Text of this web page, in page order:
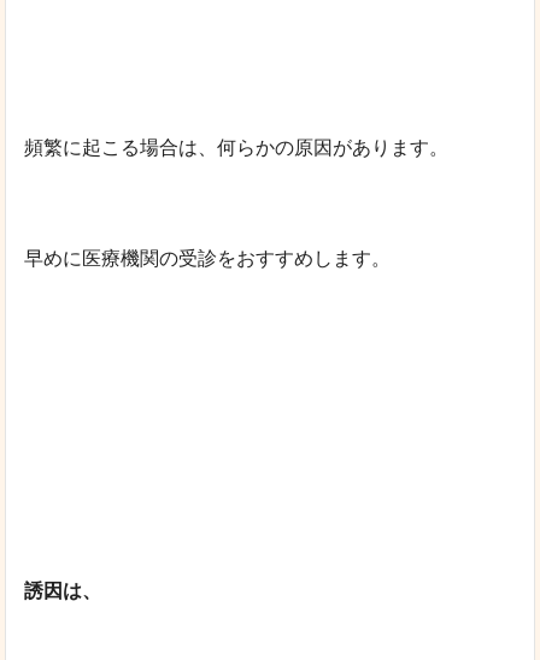
頻繁に起こる場合は、何らかの原因があります。
早めに医療機関の受診をおすすめします。
誘因は、